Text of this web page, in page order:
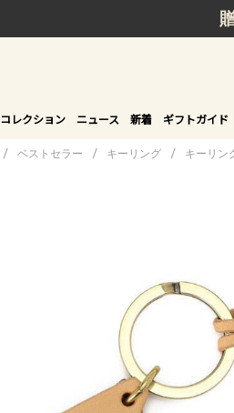
コレクション ニュース 新着 ギフトガイド
/ ベストセラー / キーリング / キーリン